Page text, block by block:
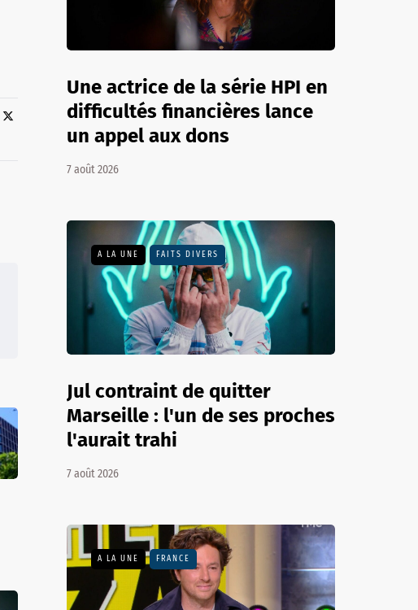
Une actrice de la série HPI en
difficultés financières lance
un appel aux dons
7 août 2026
A LA UNE FAITS DIVERS
Jul contraint de quitter
Marseille : l'un de ses proches
l'aurait trahi
7 août 2026
A LA UNE FRANCE